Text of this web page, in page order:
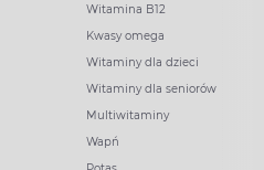
Witamina B12
Kwasy omega
Witaminy dla dzieci
Witaminy dla seniorów
Multiwitaminy
Wapń